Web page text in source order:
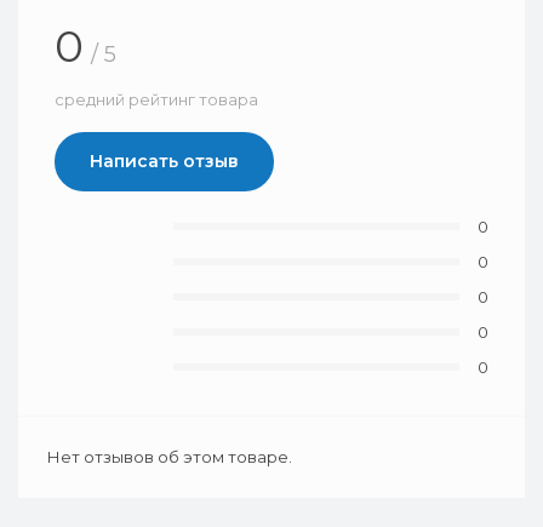
0 / 5
средний рейтинг товара
Написать отзыв
0
0
0
0
0
Нет отзывов об этом товаре.